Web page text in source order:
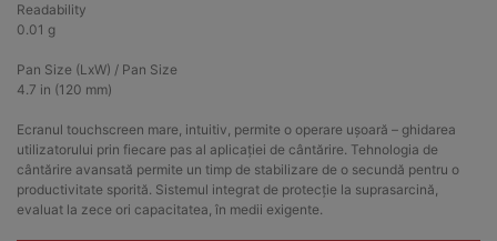
Readability
0.01 g
Pan Size (LxW) / Pan Size
4.7 in (120 mm)
Ecranul touchscreen mare, intuitiv, permite o operare ușoară – ghidarea
utilizatorului prin fiecare pas al aplicației de cântărire. Tehnologia de
cântărire avansată permite un timp de stabilizare de o secundă pentru o
productivitate sporită. Sistemul integrat de protecție la suprasarcină,
evaluat la zece ori capacitatea, în medii exigente.